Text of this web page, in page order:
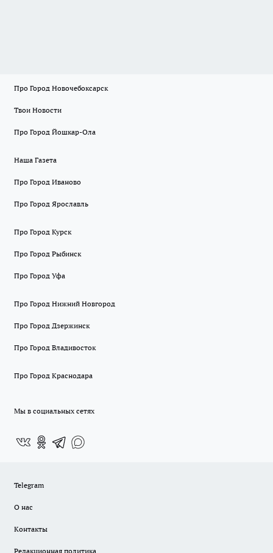
Про Город Новочебоксарск
Твои Новости
Про Город Йошкар-Ола
Наша Газета
Про Город Иваново
Про Город Ярославль
Про Город Курск
Про Город Рыбинск
Про Город Уфа
Про Город Нижний Новгород
Про Город Дзержинск
Про Город Владивосток
Про Город Краснодара
Мы в социальных сетях
Telegram
О нас
Контакты
Редакционная политика